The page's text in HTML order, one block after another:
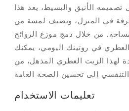
الأنيق والبسيط، يعد هذا
غرفة في المنزل، ويضيف لمسة من
من خلال دمج موزع الروائح
العطري في روتينك اليومي، يمكنك
لهذا الزيت العطري المذهل، من
تعليمات الاستخدام